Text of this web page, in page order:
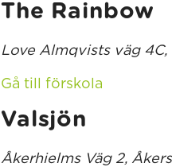
The Rainbow
Love Almqvists väg
Gå till förskola
Valsjön
Åkerhielms Väg 2,